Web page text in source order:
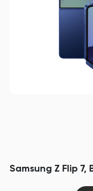
Samsung Z Flip 7,